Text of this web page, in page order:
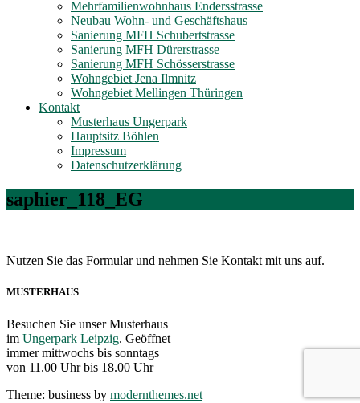
Mehrfamilienwohnhaus Endersstrasse
Neubau Wohn- und Geschäftshaus
Sanierung MFH Schubertstrasse
Sanierung MFH Dürerstrasse
Sanierung MFH Schösserstrasse
Wohngebiet Jena Ilmnitz
Wohngebiet Mellingen Thüringen
Kontakt
Musterhaus Ungerpark
Hauptsitz Böhlen
Impressum
Datenschutzerklärung
saphier_118_EG
Nutzen Sie das Formular und nehmen Sie Kontakt mit uns auf.
MUSTERHAUS
Besuchen Sie unser Musterhaus
im Ungerpark Leipzig. Geöffnet
immer mittwochs bis sonntags
von 11.00 Uhr bis 18.00 Uhr
Theme: business by modernthemes.net